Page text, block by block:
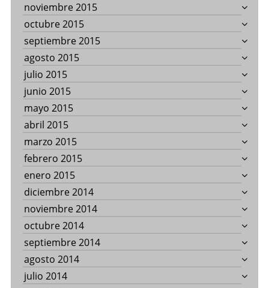
noviembre 2015
octubre 2015
septiembre 2015
agosto 2015
julio 2015
junio 2015
mayo 2015
abril 2015
marzo 2015
febrero 2015
enero 2015
diciembre 2014
noviembre 2014
octubre 2014
septiembre 2014
agosto 2014
julio 2014